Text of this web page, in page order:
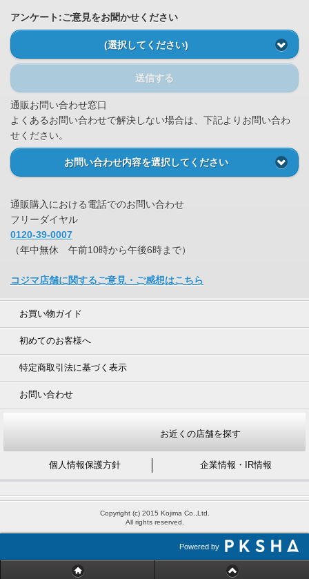
アンケート:ご意見をお聞かせください
(選択してください)
送信する
通販お問い合わせ窓口
よくあるお問い合わせで解決しない場合は、下記よりお問い合わ
せください。
お問い合わせ内容を選択してください
通販購入における電話でのお問い合わせ
フリーダイヤル
0120-39-0007
（年中無休 午前10時から午後6時まで）
コジマ店舗に関するご意見・ご感想はこちら
お買い物ガイド
初めてのお客様へ
特定商取引法に基づく表示
お問い合わせ
お近くの店舗を探す
個人情報保護方針 企業情報・IR情報
Copyright (c) 2015 Kojima Co.,Ltd.
All rights reserved.
Powered by